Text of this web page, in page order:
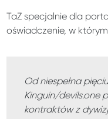
TaZ specjalnie dla
oświadczenie, w
Od niespełna
Kinguin/devils.one
kontraktów z